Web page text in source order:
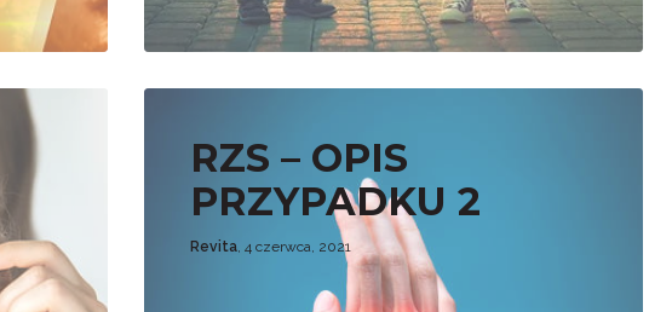
RZS – OPIS
PRZYPADKU 2
Revita, 4 czerwca, 2021